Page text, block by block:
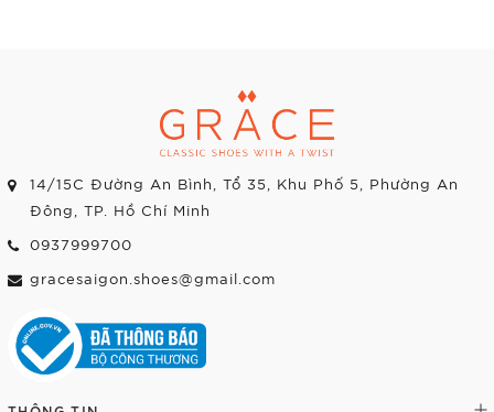
14/15C Đường An Bình, Tổ 35, Khu Phố 5, Phường An
Đông, TP. Hồ Chí Minh
0937999700
gracesaigon.shoes@gmail.com